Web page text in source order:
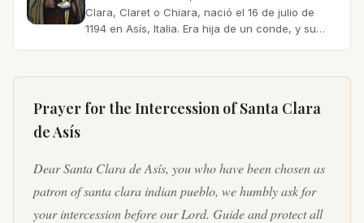
Clara, Claret o Chiara, nació el 16 de julio de
1194 en Asís, Italia. Era hija de un conde, y su
Prayer for the Intercession ofSanta Clara
de Asís
Dear Santa Clara de Asís, you who have been chosen as
patron of santa clara indian pueblo, we humbly ask for
your intercession before our Lord. Guide and protect all